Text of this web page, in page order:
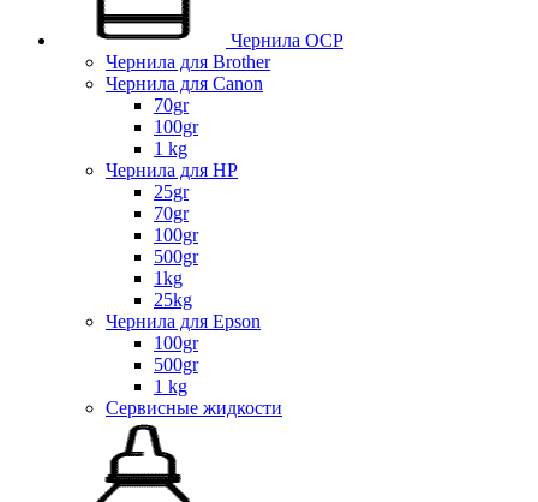
Чернила OCP
Чернила для Brother
Чернила для Canon
70gr
100gr
1 kg
Чернила для HP
25gr
70gr
100gr
500gr
1kg
25kg
Чернила для Epson
100gr
500gr
1 kg
Сервисные жидкости